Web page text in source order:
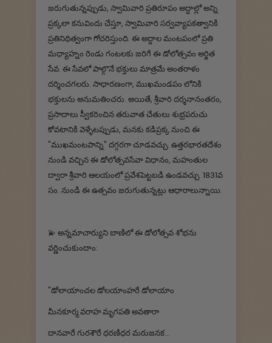
జరుగుతున్నప్పుడు, స్వామివారి ప్రతిరూపం అద్దాల్లో అన్ని
ప్రక్కలా కనువిందు చేస్తూ, స్వామివారి సర్వవ్యాపకత్వానికి
ప్రతినిథిత్వంగా గోచరిస్తుంది. ఈ అద్దాల మంటపంలో ప్రతి
మధ్యాహ్నం రెండు గంటలకు జరిగే ఈ డోలోత్సవం అర్జిత
సేవ. ఈ సేవలో పాల్గొనే భక్తులు మాత్రమే అంతరాళం
దర్శించగలరు. సాధారణంగా, ముఖమండపం లోనికి
భక్తులను అనుమతించరు. అయితే, శ్రీవారి దర్శనానంతరం,
ప్రసాదాలు స్వీకరించిన తరువాత చేతులు శుభ్రపరుచు
కోవటానికి వెళ్ళేటప్పుడు, మనకు కడిప్రక్క నుంచి ఈ
"ముఖమంటపాన్ని" దగ్గరగా చూడవచ్చు. ఉత్తరభారతదేశం
నుండి వచ్చిన ఈ డోలోత్సవసేవా విధానం, మహంతుల
ద్వారా శ్రీవారి ఆలయంలో ప్రవేశపెట్టబడి ఉండవచ్చు. 1831వ
సం. నుండి ఈ ఉత్సవం జరుగుతున్నట్లు ఆధారాలున్నాయి.
💫 అన్నమాచార్యుని బాణిలో ఈ డోలోత్సవ శోభను
వర్ణించుకుందాం:
"డోలాయాంచల డోలయాంహరే డోలాయాం
మీనకూర్మ వరాహ మృగపతి అవతారా
దానవారే గురశౌరే ధరణిధర మరుజనక...